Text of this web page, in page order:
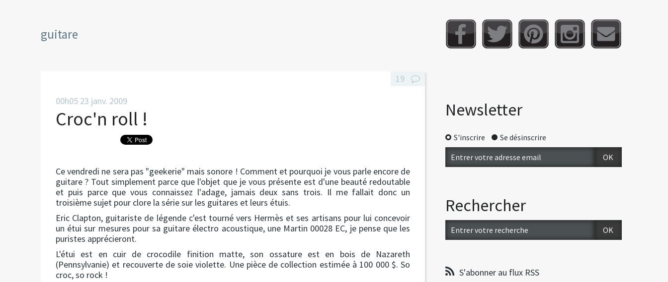
guitare
00h05 23 janv. 2009
Croc'n roll !
Ce vendredi ne sera pas "geekerie" mais sonore ! Comment et pourquoi je vous parle encore de
guitare ? Tout simplement parce que l'objet que je vous présente est d'une beauté redoutable
et puis parce que vous connaissez l'adage, jamais deux sans trois. Il me fallait donc un
troisième sujet pour clore la série sur les guitares et leurs étuis.
Eric Clapton, guitariste de légende c'est tourné vers Hermès et ses artisans pour lui concevoir
un étui sur mesures pour sa guitare électro acoustique, une Martin 00028 EC, je pense que les
puristes apprécieront.
L'étui est en cuir de crocodile finition matte, son ossature est en bois de Nazareth
(Pennsylvanie) et recouverte de soie violette. Une pièce de collection estimée à 100 000 $. So
croc, so rock !
19
Newsletter
S'inscrire Se désinscrire
Rechercher
S'abonner au flux RSS